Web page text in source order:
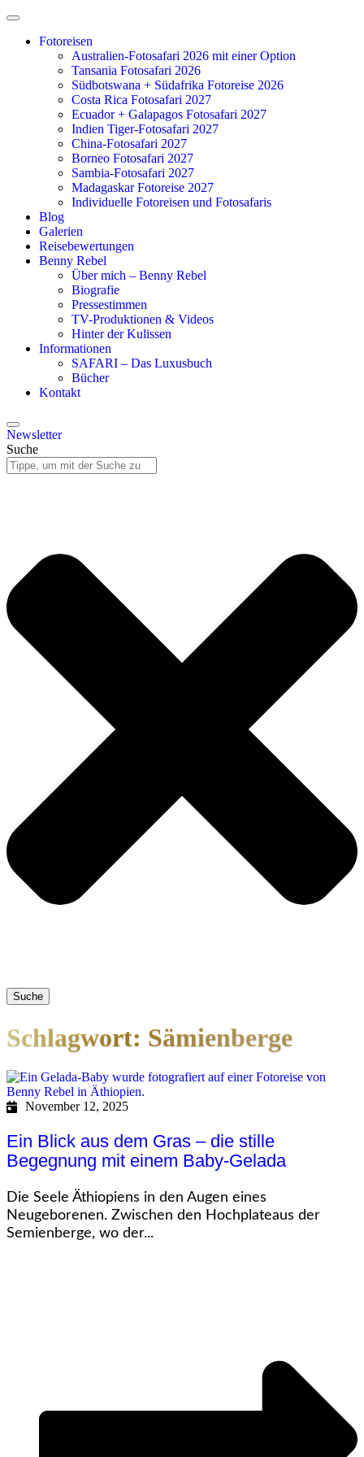
Zum
springenFotoreisen
Australien-Fotosafari 2026 mit einer Option
Tansania Fotosafari 2026
Südbotswana + Südafrika Fotoreise 2026
Costa Rica Fotosafari 2027
Ecuador + Galapagos Fotosafari 2027
Indien Tiger-Fotosafari 2027
China-Fotosafari 2027
Borneo Fotosafari 2027
Sambia-Fotosafari 2027
Madagaskar Fotoreise 2027
Individuelle Fotoreisen und Fotosafaris
Blog
Galerien
Reisebewertungen
Benny Rebel
Über mich – Benny Rebel
Biografie
Pressestimmen
TV-Produktionen & Videos
Hinter der Kulissen
Informationen
SAFARI – Das Luxusbuch
Bücher
Kontakt
Newsletter
Suche
Suche
Schlagwort: Sämienberge
November 12, 2025
Ein Blick aus dem Gras – die stille
Begegnung mit einem Baby-Gelada
Die Seele Äthiopiens in den Augen eines
Neugeborenen. Zwischen den Hochplateaus der
Semienberge, wo der...